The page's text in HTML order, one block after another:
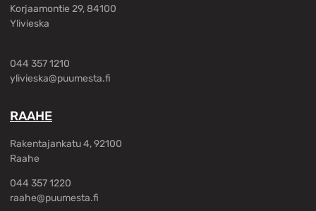
Korjaamontie 29, 84100
Ylivieska
044 357 1210
ylivieska@puumesta.fi
RAAHE
Rakentajankatu 4, 92100
Raahe
044 357 1220
raahe@puumesta.fi